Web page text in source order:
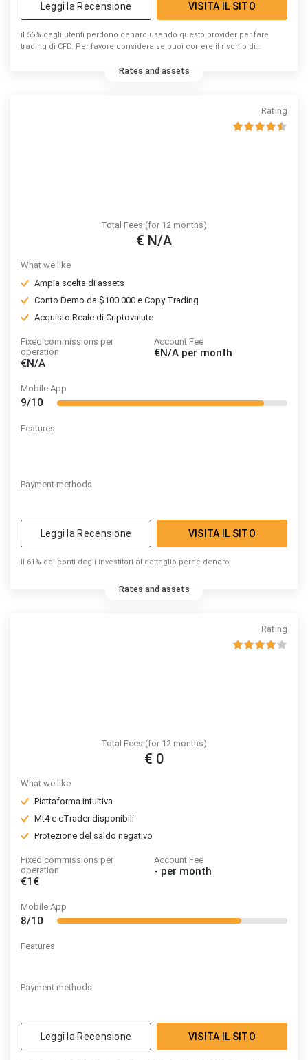
Leggi la Recensione VISITA IL SITO
il 56% degli utenti perdono denaro usando questo provider per fare
trading di CFD. Per favore considera se puoi correre il rischio di
Rates and assets
Rating
Total Fees (for 12 months)
€ N/A
What we like
Ampia scelta di assets
Conto Demo da $100.000 e Copy Trading
Acquisto Reale di Criptovalute
Fixed commissions per
operation
€N/A
Account Fee
€N/A per month
Mobile App
9/10
Features
Payment methods
Leggi la Recensione VISITA IL SITO
Il 61% dei conti degli investitori al dettaglio perde denaro.
Rates and assets
Rating
Total Fees (for 12 months)
€ 0
What we like
Piattaforma intuitiva
Mt4 e cTrader disponibili
Protezione del saldo negativo
Fixed commissions per
operation
€1€
Account Fee
- per month
Mobile App
8/10
Features
Payment methods
Leggi la Recensione VISITA IL SITO